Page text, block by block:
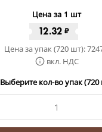
Цена за 1 шт
12.32 ₽
Цена за упак (720 шт):
вкл. НДС
Выберите кол-во упак (720